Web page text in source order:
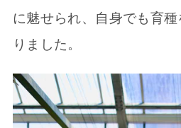
に魅せられ、自身でも育
りました。